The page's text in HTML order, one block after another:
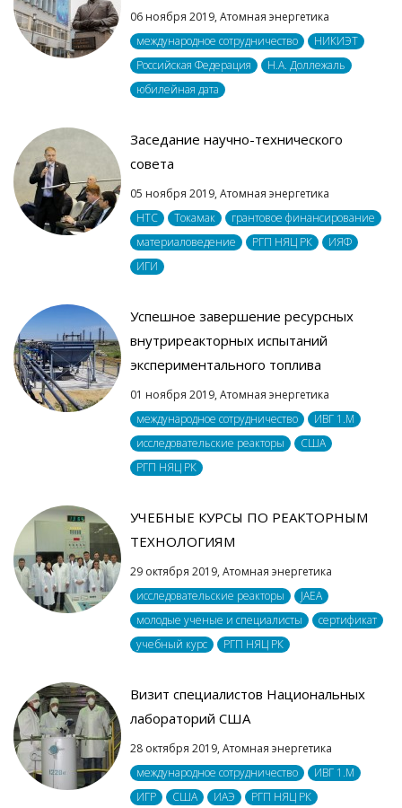
06 ноября 2019, Атомная энергетика
международное сотрудничество
НИКИЭТ
Российская Федерация
Н.А. Доллежаль
юбилейная дата
Заседание научно-технического
совета
05 ноября 2019, Атомная энергетика
НТС
Токамак
грантовое финансирование
материаловедение
РГП НЯЦ РК
ИЯФ
ИГИ
Успешное завершение ресурсных
внутриреакторных испытаний
экспериментального топлива
01 ноября 2019, Атомная энергетика
международное сотрудничество
ИВГ 1.M
исследовательские реакторы
США
РГП НЯЦ РК
УЧЕБНЫЕ КУРСЫ ПО РЕАКТОРНЫМ
ТЕХНОЛОГИЯМ
29 октября 2019, Атомная энергетика
исследовательские реакторы
JAEA
молодые ученые и специалисты
сертификат
учебный курс
РГП НЯЦ РК
Визит специалистов Национальных
лабораторий США
28 октября 2019, Атомная энергетика
международное сотрудничество
ИВГ 1.M
ИГР
США ИАЭ РГП НЯЦ РК